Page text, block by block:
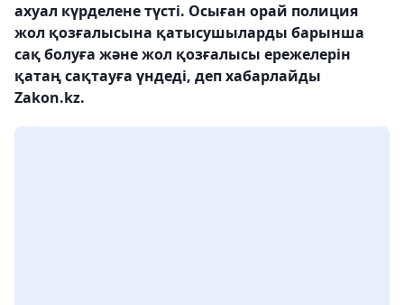
ахуал күрделене түсті. Осыған орай полиция
жол қозғалысына қатысушыларды барынша
сақ болуға және жол қозғалысы ережелерін
қатаң сақтауға үндеді, деп хабарлайды
Zakon.kz.